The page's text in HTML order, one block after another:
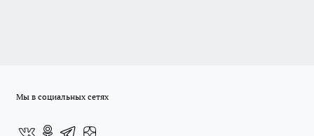
Мы в социальных сетях